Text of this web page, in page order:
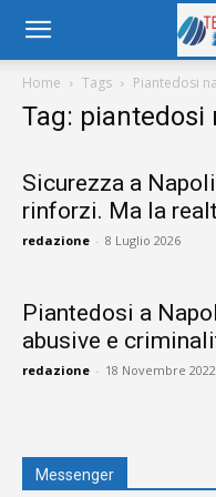
Home Tags Piantedosi
Tag: piantedosi
Sicurezza a
rinforzi. Ma la
redazione - 8 Luglio 2026
Piantedosi a
abusive e
redazione - 18 Novembre 2022
Messenger